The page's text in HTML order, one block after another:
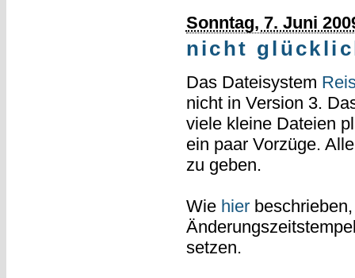
Sonntag, 7. Juni
nicht
Das Dateisystem
nicht in Version 3.
viele kleine Dateien
ein paar Vorzüge.
zu geben.
Wie hier
setzen.